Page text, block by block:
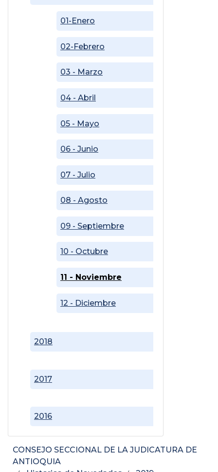
2016
2017
2018
01-Enero
02-Febrero
03 - Marzo
04 - Abril
05 - Mayo
06 - Junio
07 - Julio
08 - Agosto
09 - Septiembre
10 - Octubre
11 - Noviembre
12 - Diciembre
CONSEJO SECCIONAL DE LA JUDICATURA DE
ANTIOQUIA